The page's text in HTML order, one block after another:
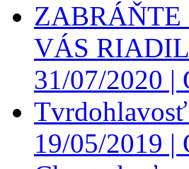
ZABRÁŇTE
VÁS
31/07/2020 |
19/05/2019 |